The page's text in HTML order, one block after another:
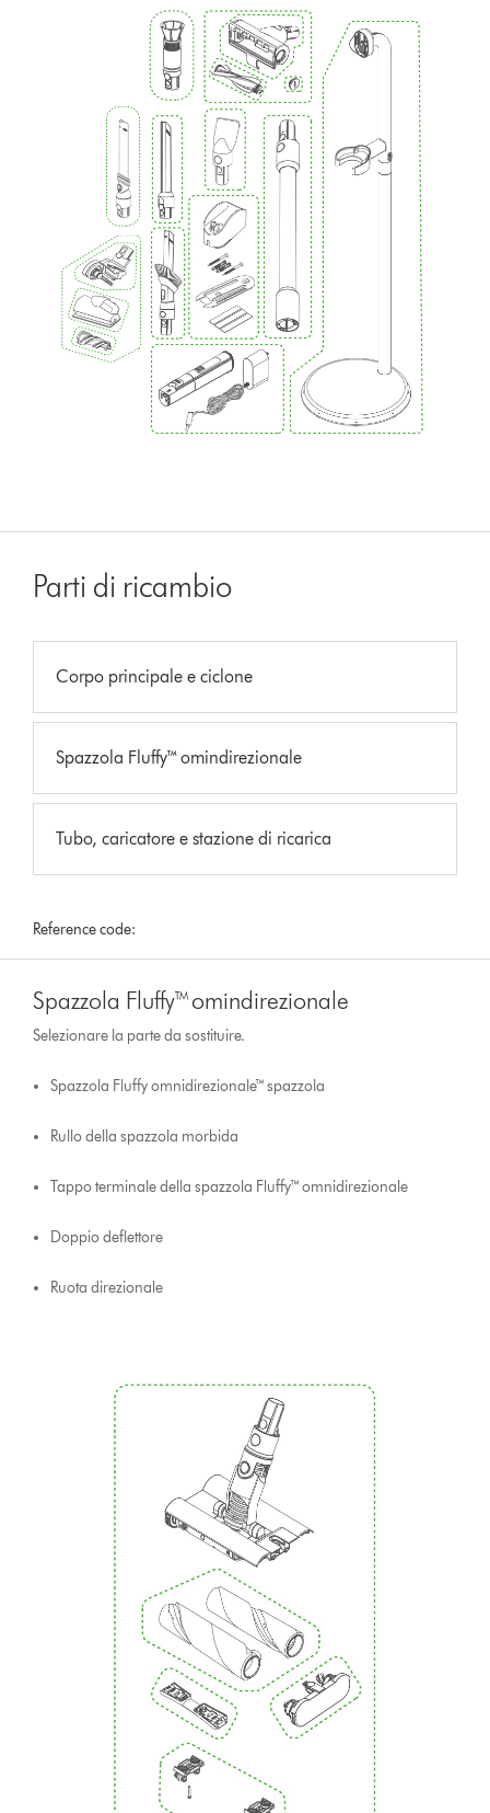
Parti di ricambio
Corpo principale e ciclone
Spazzola Fluffy™ omindirezionale
Tubo, caricatore e stazione di ricarica
Reference code:
Spazzola Fluffy™ omindirezionale
Selezionare la parte da sostituire.
Spazzola Fluffy omnidirezionale™ spazzola
Rullo della spazzola morbida
Tappo terminale della spazzola Fluffy™ omnidirezionale
Doppio deflettore
Ruota direzionale